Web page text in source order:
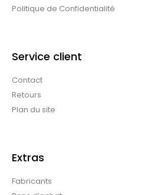
Politique de Confidentialité
Service client
Contact
Retours
Plan du site
Extras
Fabricants